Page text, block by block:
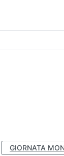
GIORNATA